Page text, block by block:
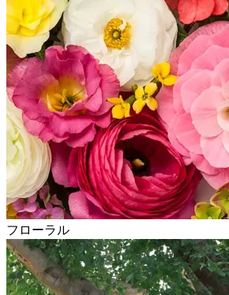
フローラル